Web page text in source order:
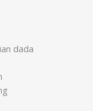
dada